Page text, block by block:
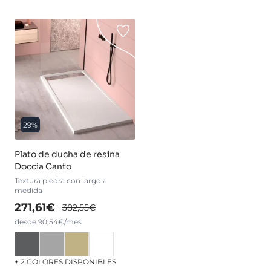
29%
Plato de ducha de resina
Doccia Canto
Textura piedra con largo a
medida
271,61€ 382,55€
desde 90,54€/mes
+ 2 COLORES DISPONIBLES